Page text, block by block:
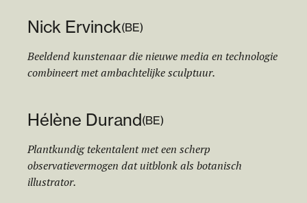
Nick Ervinck(BE)
Beeldend kunstenaar die nieuwe media en technologie
combineert met ambachtelijke sculptuur.
Hélène Durand(BE)
Plantkundig tekentalent met een scherp
observatievermogen dat uitblonk als botanisch
illustrator.